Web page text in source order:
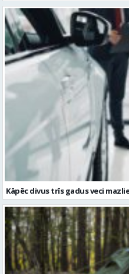
Kāpēc divus trīs gadus veci